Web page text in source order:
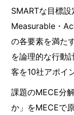
SMARTな目標
Measurable・
の各要素を満た
を論理的な行動
客を10社アポイ
課題のMECE分
か」をMECEで